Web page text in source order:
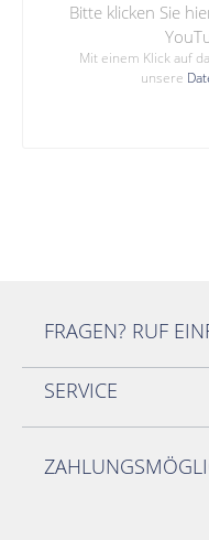
Bitte klicken Sie
Mit einem Klick auf
unsere
FRAGEN? RUF
SERVICE